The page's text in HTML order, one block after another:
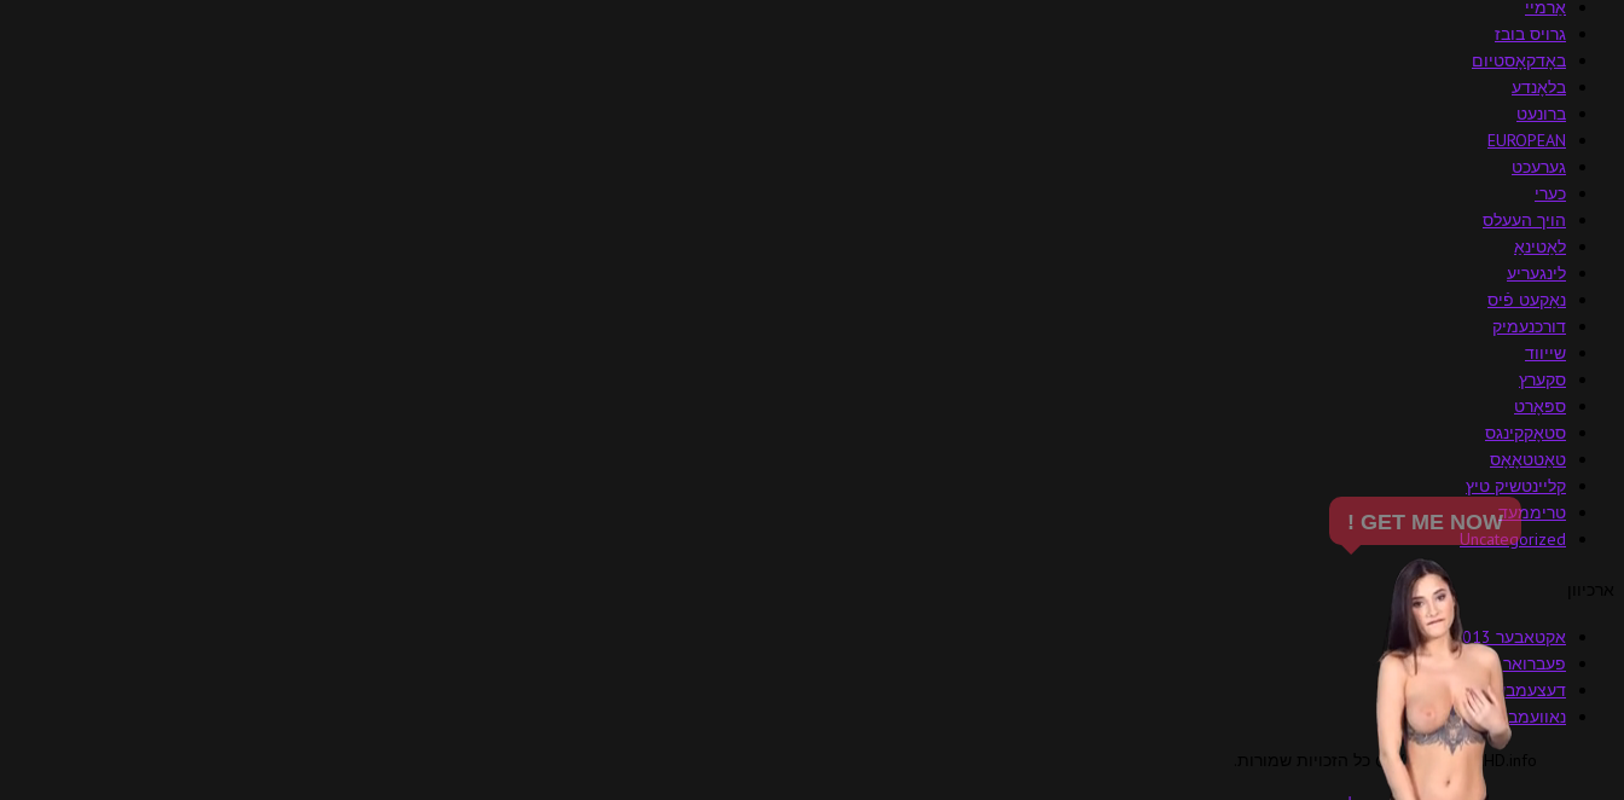
אַרמיי
גרויס בובז
באָדקאָסטיום
בלאָנדע
ברונעט
EUROPEAN
גערעכט
כערי
הויך העעלס
לאַטינאַ
לינגעריע
נאַקעט פֿיס
דורכנעמיק
שייווד
סקערץ
ספּאָרט
סטאָקקינגס
טאַטטאָאָס
קליינטשיק טיץ
טריממעד
Uncategorized
אקטאבער 2013
פעברואר 2013
דעצעמבער 2012
נאוועמבער 2012
VirtuagirlfullHD.info © כל הזכויות שמורות.